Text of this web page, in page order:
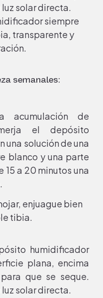
solar directa.
siempre
transparente y
semanales:
acumulación de
el depósito
una solución de una
blanco y una parte
15 a 20 minutos una
enjuague bien
tibia.
humidificador
plana, encima
que se seque.
solar directa.